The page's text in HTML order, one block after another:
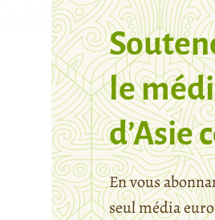
le
d’Asie
En vous
seul média